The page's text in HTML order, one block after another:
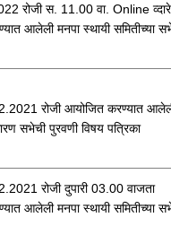
रोजी स. 11.00 वा. Online व्दारे
आलेली मनपा स्थायी समितीच्या
रोजी आयोजित करण्यात
सभेची पुरवणी विषय पत्रिका
रोजी दुपारी 03.00 वाजता
आलेली मनपा स्थायी समितीच्या